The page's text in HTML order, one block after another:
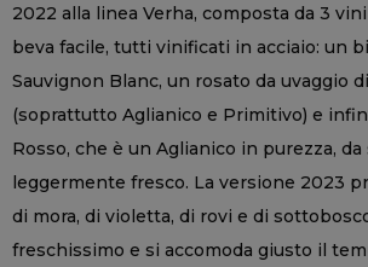
2022 alla linea Verha, composta da 3
beva facile, tutti vinificati in acciaio: un
Sauvignon Blanc, un rosato da uvaggio
(soprattutto Aglianico e Primitivo) e
Rosso, che è un Aglianico in purezza, da
leggermente fresco. La versione 2023
di mora, di violetta, di rovi e di
freschissimo e si accomoda giusto il